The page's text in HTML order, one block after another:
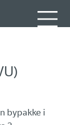
bypakke i